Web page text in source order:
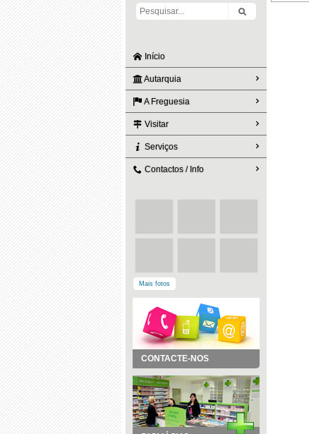
Início
Autarquia
A Freguesia
Visitar
Serviços
Contactos / Info
Mais fotos
CONTACTE-NOS